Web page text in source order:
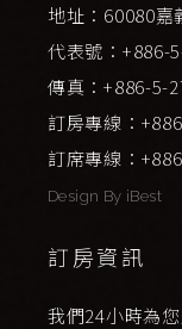
地址：60080嘉
代表號：+886-
傳真：+886-5-
訂房專線：
訂席專線：
Design By iBest
訂房資訊
我們24小時為